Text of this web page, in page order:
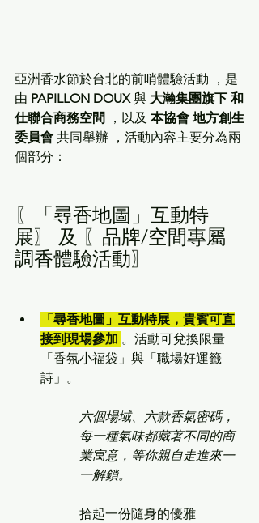
亞洲香水節於台北的前哨體驗活動 ，是
由 PAPILLON DOUX 與 大瀚集團旗下 和
仕聯合商務空間
，以及 本協會 地方創生
委員會 共同舉辦 ，活動內容主要分為兩
個部分：
〖「尋香地圖」互動特
展〗 及 〖品牌/空間專屬
調香體驗活動〗
「尋香地圖」互動特展，貴賓可直
接到現場參加 。活動可兌換限量
「香氛小福袋」與「職場好運籤
詩」。
六個場域、六款香氣密碼，
每一種氣味都藏著不同的商
業寓意，等你親自走進來一
一解鎖。
拾起一份隨身的優雅